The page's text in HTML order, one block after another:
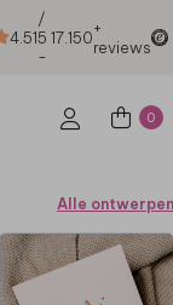
4.51
/
5
-
17.150+
reviews
0
Alle ontwerpen